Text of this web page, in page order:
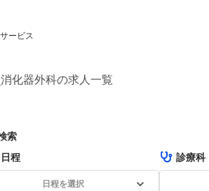
ービス
化器外科の求人一覧
索
日程
日程を選択
診療科